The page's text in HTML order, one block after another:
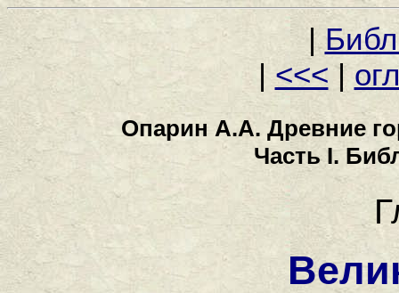
|
| <<< |
Опарин А.А. Древние
Часть I.